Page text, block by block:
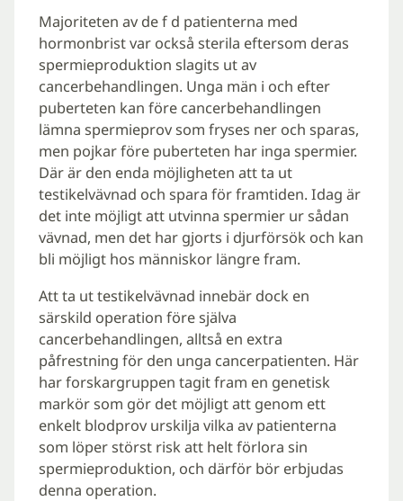
Majoriteten av de f d patienterna med
hormonbrist var också sterila eftersom deras
spermieproduktion slagits ut av
cancerbehandlingen. Unga män i och efter
puberteten kan före cancerbehandlingen
lämna spermieprov som fryses ner och sparas,
men pojkar före puberteten har inga spermier.
Där är den enda möjligheten att ta ut
testikelvävnad och spara för framtiden. Idag är
det inte möjligt att utvinna spermier ur sådan
vävnad, men det har gjorts i djurförsök och kan
bli möjligt hos människor längre fram.
Att ta ut testikelvävnad innebär dock en
särskild operation före själva
cancerbehandlingen, alltså en extra
påfrestning för den unga cancerpatienten. Här
har forskargruppen tagit fram en genetisk
markör som gör det möjligt att genom ett
enkelt blodprov urskilja vilka av patienterna
som löper störst risk att helt förlora sin
spermieproduktion, och därför bör erbjudas
denna operation.